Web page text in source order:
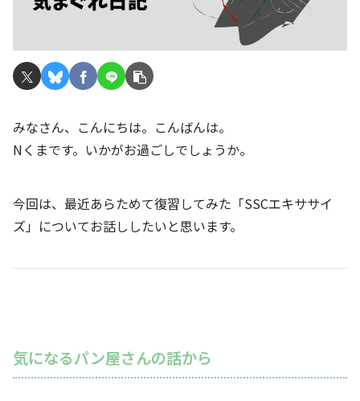
みなさん、こんにちは。こんばんは。
Nくまです。いかがお過ごしでしょうか。
今回は、最近あらためて復習してみた「SSCエキササイ
ズ」についてお話ししたいと思います。
気になるパン屋さんの話から